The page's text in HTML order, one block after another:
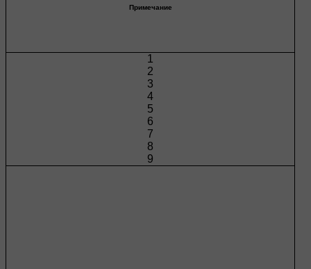
Примечание
1
2
3
4
5
6
7
8
9